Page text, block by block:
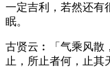
一定吉利，若然还有
眠。
古贤云︰「气乘风散
止，所止者何，止其